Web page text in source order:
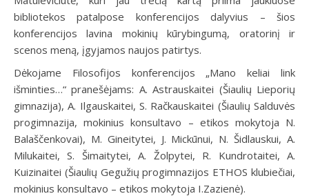
bibliotekos patalpose konferencijos dalyvius – šios
konferencijos lavina mokinių kūrybingumą, oratorinį ir
scenos meną, įgyjamos naujos patirtys.
Dėkojame Filosofijos konferencijos „Mano keliai link
išminties…“ pranešėjams: A. Astrauskaitei (Šiaulių Lieporių
gimnazija), A. Ilgauskaitei, S. Račkauskaitei (Šiaulių Salduvės
progimnazija, mokinius konsultavo – etikos mokytoja N.
Balaščenkovai), M. Gineitytei, J. Mickūnui, N. Šidlauskui, A.
Milukaitei, S. Šimaitytei, A. Žolpytei, R. Kundrotaitei, A.
Kuizinaitei (Šiaulių Gegužių progimnazijos ETHOS klubiečiai,
mokinius konsultavo – etikos mokytoja I.Zazienė).